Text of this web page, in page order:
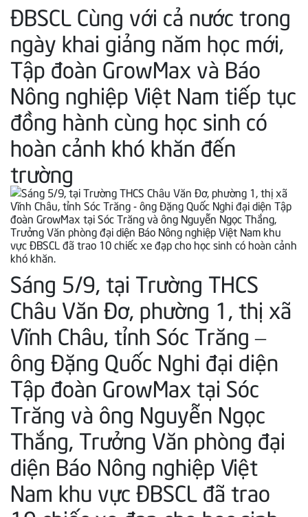
ĐBSCL Cùng với cả nước trong
ngày khai giảng năm học mới,
Tập đoàn GrowMax và Báo
Nông nghiệp Việt Nam tiếp tục
đồng hành cùng học sinh có
hoàn cảnh khó khăn đến
trường
Sáng 5/9, tại Trường THCS
Châu Văn Đơ, phường 1, thị xã
Vĩnh Châu, tỉnh Sóc Trăng –
ông Đặng Quốc Nghi đại diện
Tập đoàn GrowMax tại Sóc
Trăng và ông Nguyễn Ngọc
Thắng, Trưởng Văn phòng đại
diện Báo Nông nghiệp Việt
Nam khu vực ĐBSCL đã trao